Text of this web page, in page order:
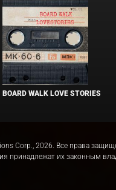
BOARD WALK LOVE STORIES
Corp., 2026. Все права
принадлежат их законным